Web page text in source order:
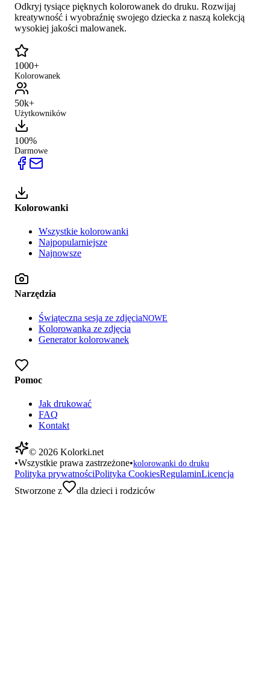
Odkryj tysiące pięknych kolorowanek do druku. Rozwijaj
kreatywność i wyobraźnię swojego dziecka z naszą kolekcją
wysokiej jakości malowanek.
1000+
Kolorowanek
50k+
Użytkowników
100%
Darmowe
Kolorowanki
Wszystkie kolorowanki
Najpopularniejsze
Najnowsze
Narzędzia
Świąteczna sesja ze zdjęciaNOWE
Kolorowanka ze zdjęcia
Generator kolorowanek
Pomoc
Jak drukować
FAQ
Kontakt
© 2026 Kolorki.net
•Wszystkie prawa zastrzeżone•kolorowanki do druku
Polityka prywatnościPolityka CookiesRegulaminLicencja
Stworzone z
dla dzieci i rodziców